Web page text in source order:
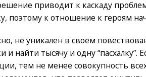
приводит к каскаду
поэтому к отношение к героям
не уникален в своем
и найти тысячу и одну “пасхалку”.
тем не менее совокупность